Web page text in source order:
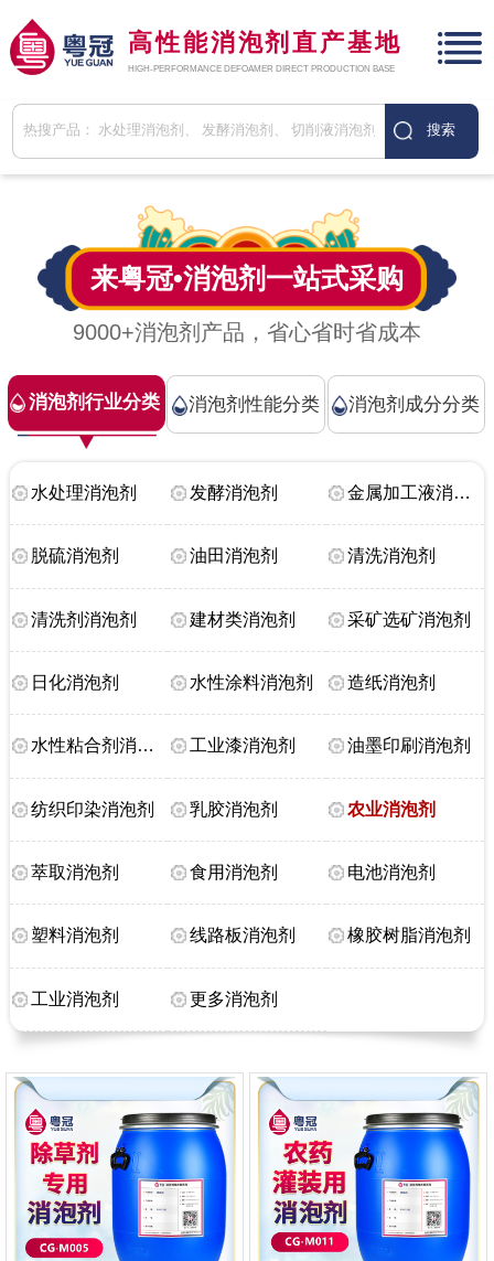
高性能消泡剂直产基地
HIGH-PERFORMANCE DEFOAMER DIRECT PRODUCTION BASE
来粤冠•消泡剂 一站式采购
9000+消泡剂产品，省心省时省成本
消泡剂行业分类
水处理消泡剂 发酵消泡剂 金属加工液消泡剂
脱硫消泡剂 油田消泡剂 清洗消泡剂
清洗剂消泡剂 建材类消泡剂 采矿选矿消泡剂
日化消泡剂 水性涂料消泡剂 造纸消泡剂
水性粘合剂消泡剂 工业漆消泡剂 油墨印刷消泡剂
纺织印染消泡剂 乳胶消泡剂 农业消泡剂
萃取消泡剂 食用消泡剂 电池消泡剂
塑料消泡剂 线路板消泡剂 橡胶树脂消泡剂
工业消泡剂 更多消泡剂
消泡剂性能分类 消泡剂成分分类